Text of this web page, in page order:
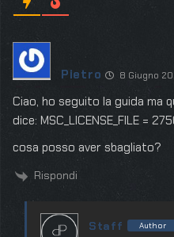
Pietro 8 Giugno
Ciao, ho seguito la guida ma
dice: MSC_LICENSE_FILE =
cosa posso aver sbagliato?
Rispondi
Staff Author